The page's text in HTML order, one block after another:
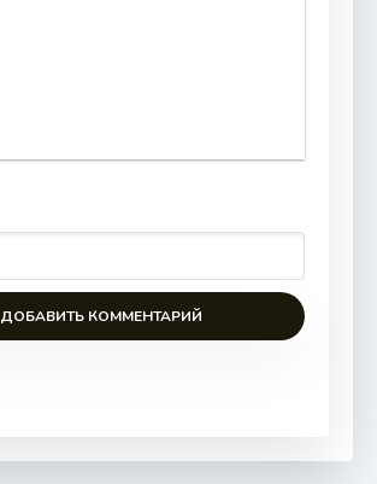
ДОБАВИТЬ КОММЕНТАРИЙ